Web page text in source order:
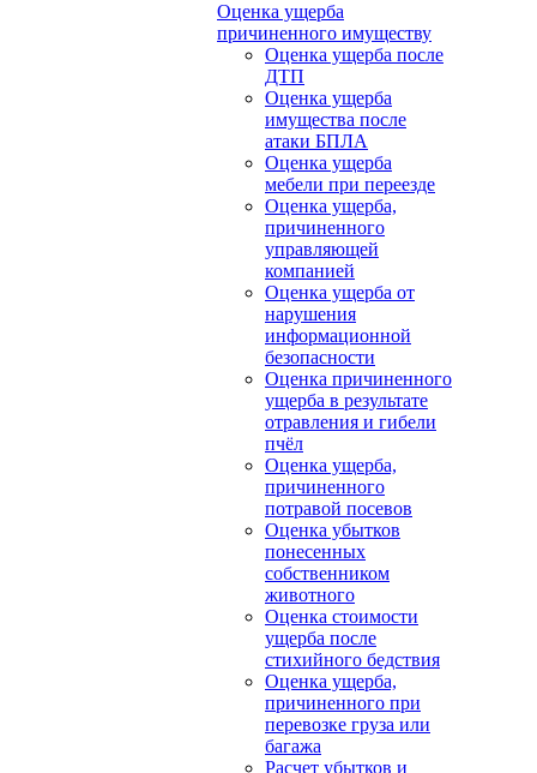
Оценка ущерба
причиненного имуществу
Оценка ущерба после
ДТП
Оценка ущерба
имущества после
атаки БПЛА
Оценка ущерба
мебели при переезде
Оценка ущерба,
причиненного
управляющей
компанией
Оценка ущерба от
нарушения
информационной
безопасности
Оценка причиненного
ущерба в результате
отравления и гибели
пчёл
Оценка ущерба,
причиненного
потравой посевов
Оценка убытков
понесенных
собственником
животного
Оценка стоимости
ущерба после
стихийного бедствия
Оценка ущерба,
причиненного при
перевозке груза или
багажа
Расчет убытков и